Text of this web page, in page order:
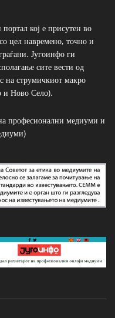
кој е присутен во
цел навремено, точно и
Југоинфо ги
сите вести од
на струмичкиот макро
и Ново Село).
професионални медиуми и